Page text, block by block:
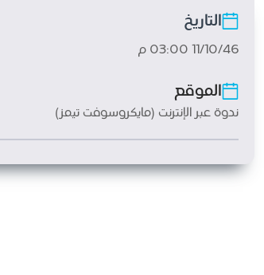
التاريخ
11/10/46 03:00 م
الموقع
ندوة عبر الإنترنت (مايكروسوفت تيمز)